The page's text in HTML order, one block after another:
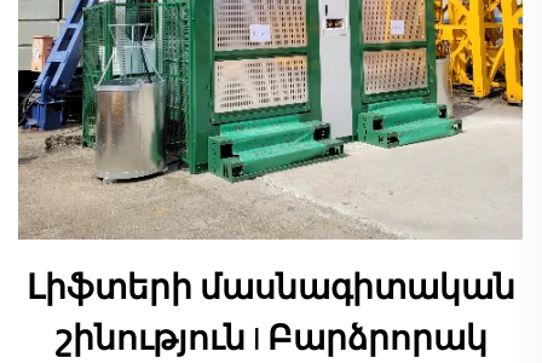
Լիֆտերի մասնագիտական
շինություն | Բարձրորակ